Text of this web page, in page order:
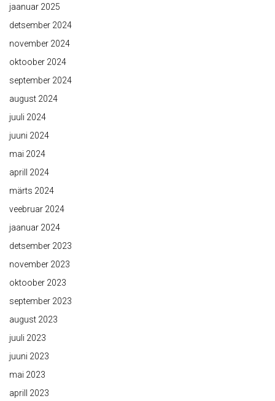
jaanuar 2025
detsember 2024
november 2024
oktoober 2024
september 2024
august 2024
juuli 2024
juuni 2024
mai 2024
aprill 2024
märts 2024
veebruar 2024
jaanuar 2024
detsember 2023
november 2023
oktoober 2023
september 2023
august 2023
juuli 2023
juuni 2023
mai 2023
aprill 2023